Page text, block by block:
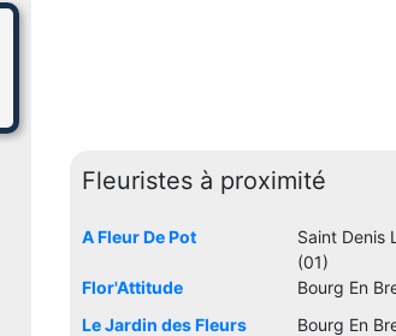
Fleuristes à proximité
A Fleur De Pot
Saint Denis
(01)
Flor'Attitude
Bourg En
Le Jardin des Fleurs
Bourg En